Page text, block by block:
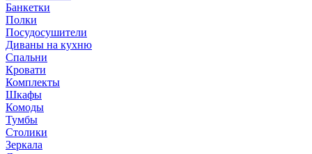
Банкетки
Полки
Посудосушители
Диваны на кухню
Спальни
Кровати
Комплекты
Шкафы
Комоды
Тумбы
Столики
Зеркала